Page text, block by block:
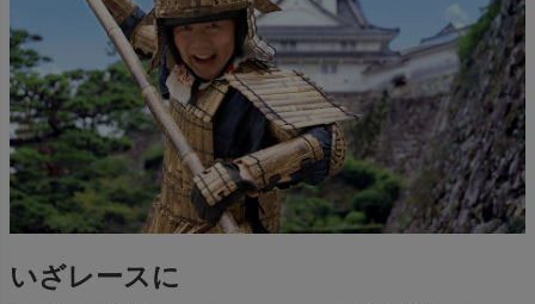
いざレースに